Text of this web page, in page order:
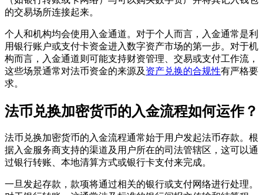
的交易场所连接起来。
个人和机构均会使用入金通道。对于个人而言，入金通常是利
用银行账户或支付卡资金进入数字资产市场的第一步。对于机
构而言，入金通道则可能支持财资管理、交易或支付工作流，
这些场景通常对法币资金的来源及 资产兑换的合规性有严格要
求。
法币兑换加密货币的入金流程如何运作？
法币兑换加密货币的入金流程通常始于用户发起法币存款。根
据入金服务商支持的渠道及用户所在的司法管辖区，这可以通
过银行转账、本地清算方式或银行卡支付来完成。
一旦发起存款，款项将通过相关的银行或支付网络进行处理。